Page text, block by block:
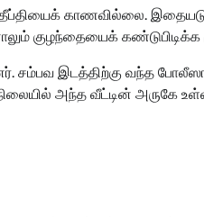
காணவில்லை.
குழந்தையைக் கண்டுபிடிக்க
சம்பவ இடத்திற்கு வந்த
அந்த வீட்டின் அருகே